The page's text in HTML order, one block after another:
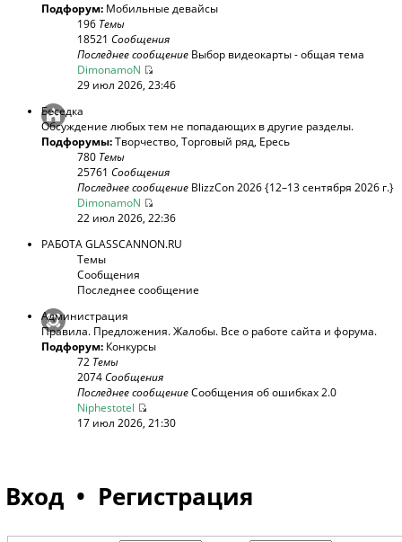
Подфорум: Мобильные девайсы
196 Темы
18521 Сообщения
Последнее сообщение Выбор видеокарты - общая тема
DimonamoN
29 июл 2026, 23:46
Беседка
Обсуждение любых тем не попадающих в другие разделы.
Подфорумы:Творчество, Торговый ряд, Ересь
780 Темы
25761 Сообщения
Последнее сообщение BlizzCon 2026 {12–13 сентября 2026 г.}
DimonamoN
22 июл 2026, 22:36
РАБОТА GLASSCANNON.RU
Темы
Сообщения
Последнее сообщение
Администрация
Правила. Предложения. Жалобы. Все о работе сайта и форума.
Подфорум: Конкурсы
72 Темы
2074Сообщения
Последнее сообщениеСообщения об ошибках 2.0
Niphestotel
17 июл 2026, 21:30
Вход • Регистрация